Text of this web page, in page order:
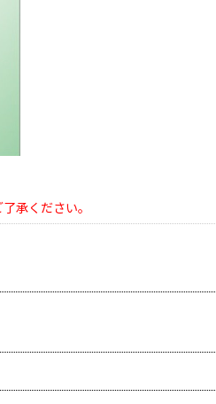
承ください。